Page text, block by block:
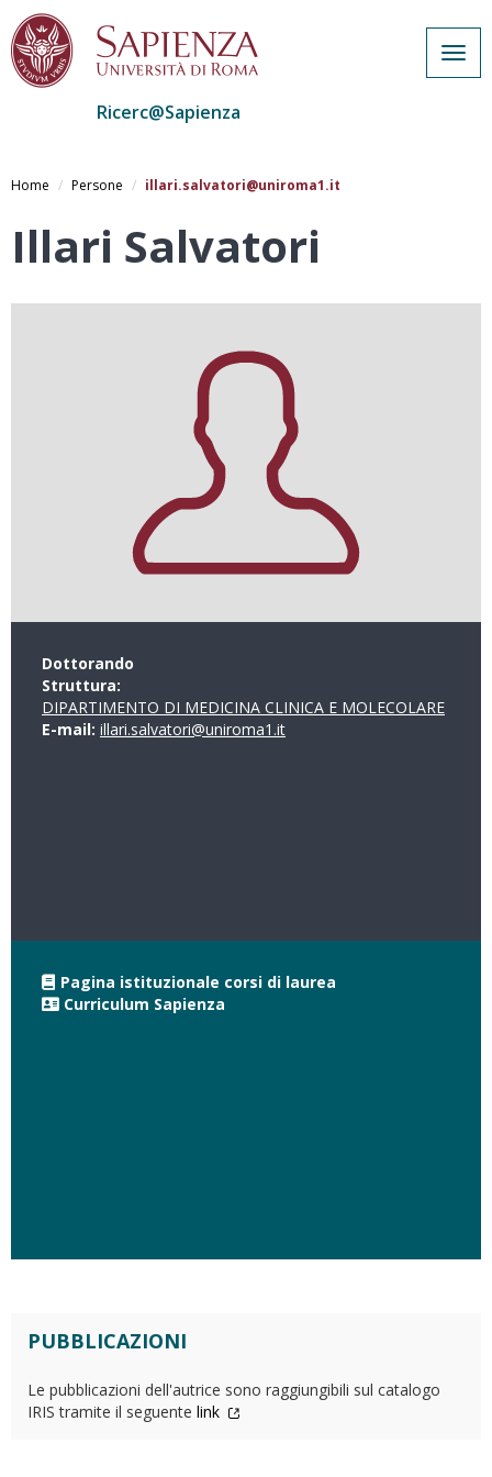
al
principale
Ricerc@Sapienza
Home Persone illari.salvatori@uniroma1.it
Illari Salvatori
Dottorando
Struttura:
DIPARTIMENTO DI MEDICINA CLINICA E MOLECOLARE
E-mail: illari.salvatori@uniroma1.it
Pagina istituzionale corsi di laurea
Curriculum Sapienza
PUBBLICAZIONI
Le pubblicazioni dell'autrice sono raggiungibili sul catalogo
IRIS tramite il seguente link